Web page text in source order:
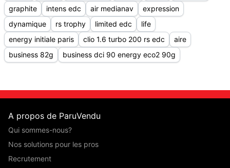
graphite
intens edc air medianav
expression
dynamique
rs trophy limited edc
life
energy initiale paris
clio 1.6 turbo 200 rs edc
aire
business 82g
business dci 90 energy eco2 90g
A propos de ParuVendu
Qui sommes-nous?
Nos solutions pour les pros
Recrutement